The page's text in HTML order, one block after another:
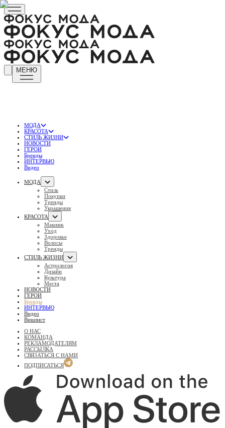
МЕНЮ
МОДА
КРАСОТА
СТИЛЬ ЖИЗНИ
НОВОСТИ
ГЕРОИ
Бренды
ИНТЕРВЬЮ
Видео
МОДА
Стиль
Покупки
Тренды
Украшения
КРАСОТА
Макияж
Уход
Здоровье
Волосы
Тренды
СТИЛЬ ЖИЗНИ
Астрология
Дизайн
Культура
Места
НОВОСТИ
ГЕРОИ
Бренды
ИНТЕРВЬЮ
Видео
Вишлист
О НАС
КОМАНДА
РЕКЛАМОДАТЕЛЯМ
РАССЫЛКА
СВЯЗАТЬСЯ С НАМИ
ПОДПИСАТЬСЯ